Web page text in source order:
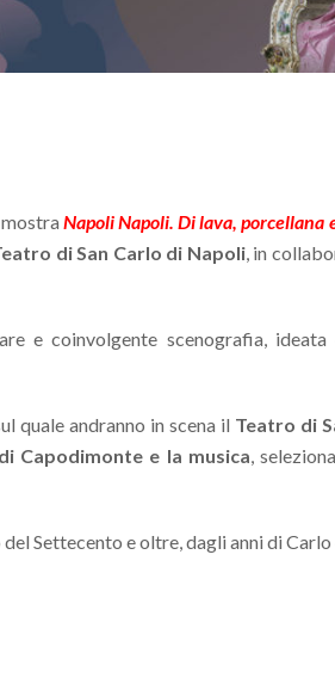
mostra Napoli Napoli. Di lava, porcellana
di San Carlo di Napoli, in
e coinvolgente scenografia, ideata
quale andranno in scena il Teatro di
Capodimonte e la musica,
del Settecento e oltre, dagli anni di